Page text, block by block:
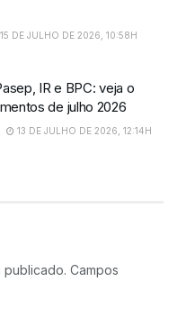
15 DE JULHO DE 2026, 10:58H
IR e BPC: veja o
de julho 2026
13 DE JULHO DE 2026, 12:14H
publicado. Campos